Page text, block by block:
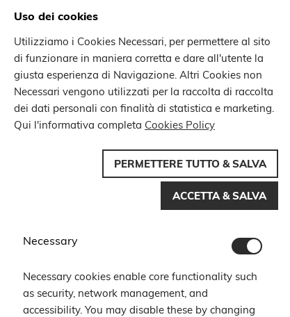
Gli ordini effettuati
Search
Home Braccialetto Capri
di
immagini
Uso dei cookies
Utilizziamo i Cookies Necessari, per permettere al sito
di funzionare in maniera corretta e dare all'utente la
giusta esperienza di Navigazione. Altri Cookies non
Necessari vengono utilizzati per la raccolta di raccolta
dei dati personali con finalità di statistica e marketing.
Qui l'informativa completa Cookies Policy
PERMETTERE TUTTO & SALVA
ACCETTA & SALVA
Necessary
Necessary cookies enable core functionality such
as security, network management, and
accessibility. You may disable these by changing